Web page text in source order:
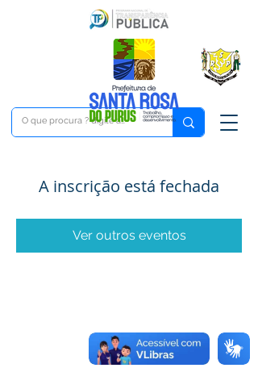
A inscrição está fechada
Ver outros eventos